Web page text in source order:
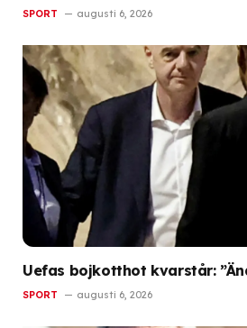
SPORT augusti 6, 2026
Uefas bojkotthot kvarstår:
SPORT augusti 6, 2026